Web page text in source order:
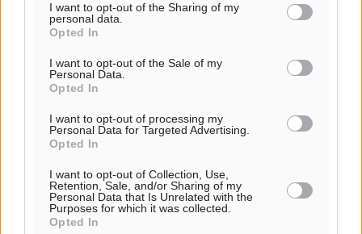
I want to opt-out of the Sharing of my
personal data.
Opted In
I want to opt-out of the Sale of my
Personal Data.
Opted In
I want to opt-out of processing my
Personal Data for Targeted Advertising.
Opted In
I want to opt-out of Collection, Use,
Retention, Sale, and/or Sharing of my
Personal Data that Is Unrelated with the
Purposes for which it was collected.
Opted In
Χριστουγεννιάτικo Ηip-hop, Oriental
Γκρίνιες ακούγονται για τον φτωχό χριστουγεννιάτικο
στολισμό της πόλης και κυρίως για το περίφημο
χριστουγεννιάτικο χωριό μπροστά στο Δημαρχείο. Τα
ίδια γνωστά σπιτάκια, με ...
14.12.17, 17:57